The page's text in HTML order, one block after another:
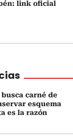
link oficial
carné de
esquema
es la razón